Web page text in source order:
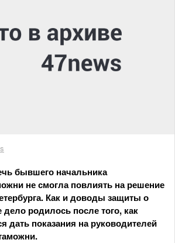
бывшего начальника
не смогла повлиять на решение
Как и доводы защиты о
дело родилось после того, как
дать показания на руководителей